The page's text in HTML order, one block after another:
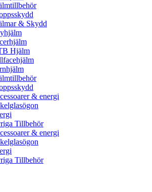
& Skydd
Hjälm
& energi
Tillbehör
& energi
Tillbehör